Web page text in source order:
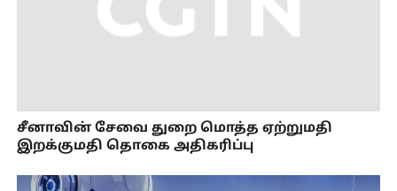
சீனாவின் சேவை துறை மொத்த ஏற்றுமதி
இறக்குமதி தொகை அதிகரிப்பு